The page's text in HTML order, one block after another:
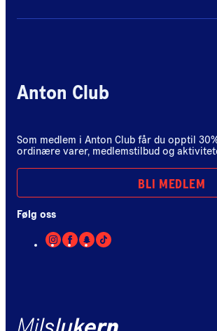
Anton Club
Som medlem i Anton Club får du opptil
ordinære varer, medlemstilbud og
BLI MEDLEM
Følg oss